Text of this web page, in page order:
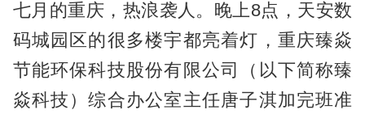
七月的重庆，热浪袭人。晚上8点，天安数
码城园区的很多楼宇都亮着灯，重庆臻焱
节能环保科技股份有限公司（以下简称臻
焱科技）综合办公室主任唐子淇加完班准